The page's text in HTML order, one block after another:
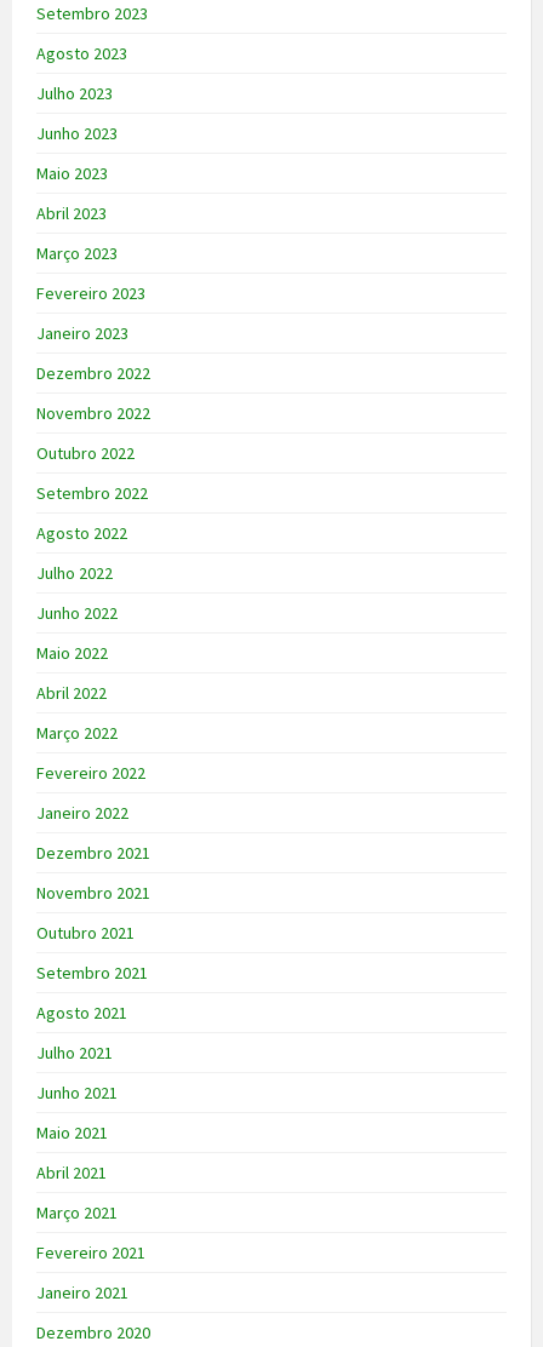
Setembro 2023
Agosto 2023
Julho 2023
Junho 2023
Maio 2023
Abril 2023
Março 2023
Fevereiro 2023
Janeiro 2023
Dezembro 2022
Novembro 2022
Outubro 2022
Setembro 2022
Agosto 2022
Julho 2022
Junho 2022
Maio 2022
Abril 2022
Março 2022
Fevereiro 2022
Janeiro 2022
Dezembro 2021
Novembro 2021
Outubro 2021
Setembro 2021
Agosto 2021
Julho 2021
Junho 2021
Maio 2021
Abril 2021
Março 2021
Fevereiro 2021
Janeiro 2021
Dezembro 2020